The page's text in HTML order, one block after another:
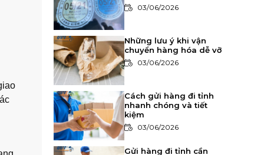
03/06/2026
Những lưu ý khi vận
chuyển hàng hóa dễ vỡ
03/06/2026
Cách gửi hàng đi tỉnh
nhanh chóng và tiết
kiệm
03/06/2026
Gửi hàng đi tỉnh cần